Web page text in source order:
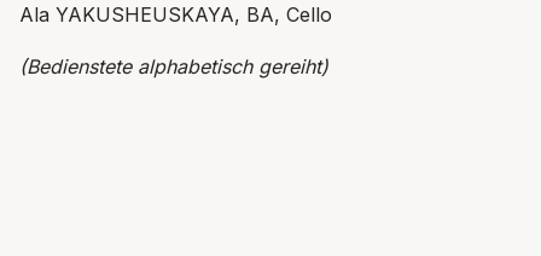
Ala YAKUSHEUSKAYA, BA, Cello
(Bedienstete alphabetisch gereiht)